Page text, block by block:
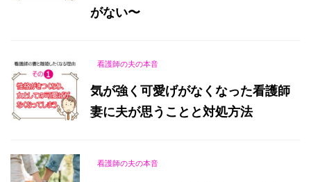
がない〜
看護師の夫の本音
気が強く可愛げがなくなった看護師
妻に夫が思うことと対処方法
看護師の夫の本音